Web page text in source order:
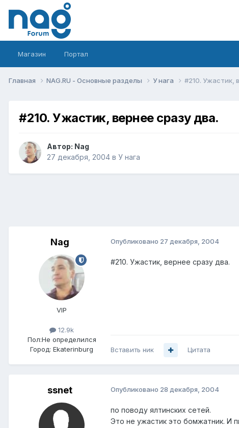
Магазин Портал
Главная NAG.RU - Основные разделы У нага #210. Ужастик,
#210. Ужастик, вернее сразу два.
Автор: Nag
27 декабря, 2004 в У нага
Nag
VIP
12.9k
Пол:Не определился
Город: Ekaterinburg
Опубликовано 27 декабря, 2004
#210. Ужастик, вернее сразу два.
Вставить ник Цитата
ssnet Опубликовано 28 декабря, 2004
по поводу ялтинских сетей.
Это не ужастик это бомжатник. И